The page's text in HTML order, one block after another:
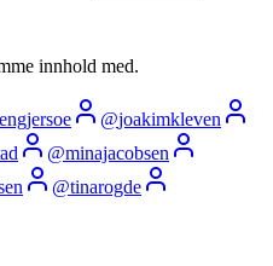
innhold med.
@joakimkleven
@minajacobsen
@tinarogde